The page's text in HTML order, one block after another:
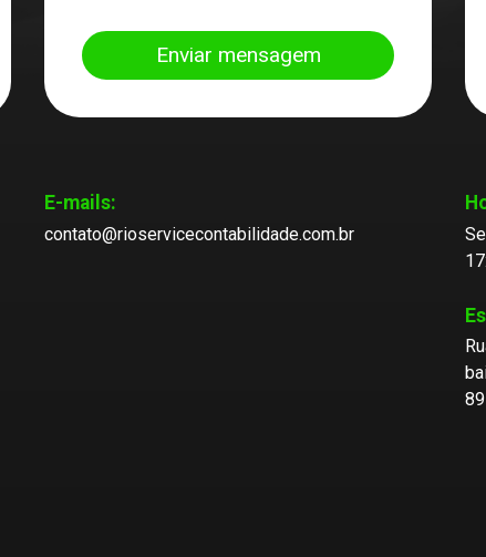
Enviar mensagem
E-mails:
contato@rioservicecontabilidade.com.br